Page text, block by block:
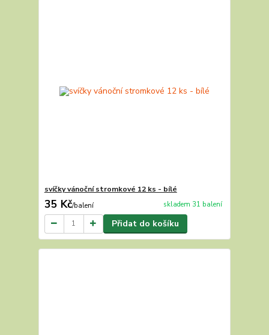
svíčky vánoční stromkové 12 ks - bílé
35 Kč/balení skladem 31 balení
Přidat do košíku